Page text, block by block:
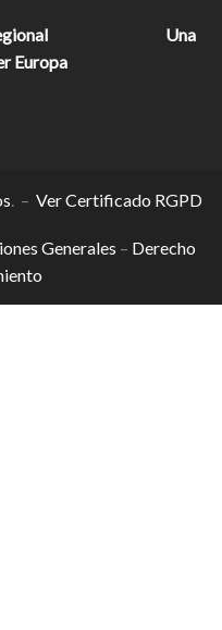
Una
Europa
. – Ver Certificado RGPD
Generales – Derecho